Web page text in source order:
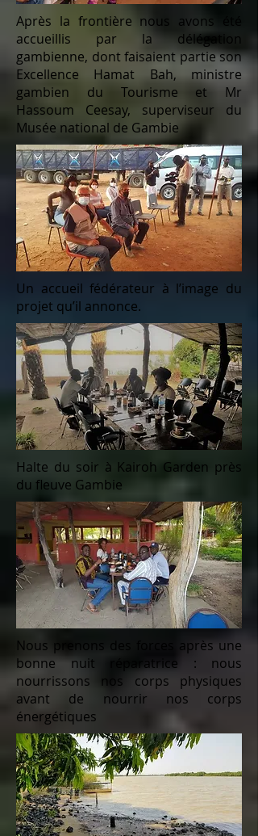
Après la frontière nous avons été
accueillis par la délégation
gambienne, dont faisaient partie son
Excellence Hamat Bah, ministre
gambien du Tourisme et Mr
Hassoum Ceesay, superviseur du
Musée national de Gambie
Un accueil fédérateur à l’image du
projet qu’il annonce.
Halte du soir à Kairoh Garden près
du fleuve Gambie
Nous prenons des forces après une
bonne nuit réparatrice : nous
nourrissons nos corps physiques
avant de nourrir nos corps
énergétiques